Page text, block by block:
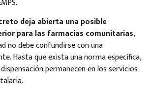
deja abierta una posible
para las farmacias comunitarias,
no debe confundirse con una
Hasta que exista una norma específica,
permanecen en los servicios